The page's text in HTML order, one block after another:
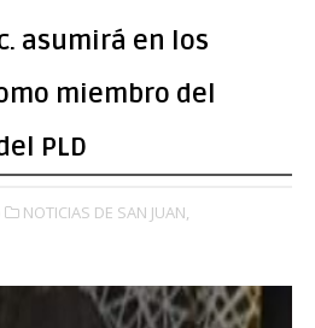
asumirá en los
miembro del
PLD
NOTICIAS DE SAN JUAN,